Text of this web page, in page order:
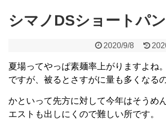
シマノDSショートパ
2020/9/8
夏場ってやっぱ素麺率上がりますよね
ですが、被るとさすがに量も多くなる
かといって先方に対して今年はそうめ
エストも出しにくので難しい所です。